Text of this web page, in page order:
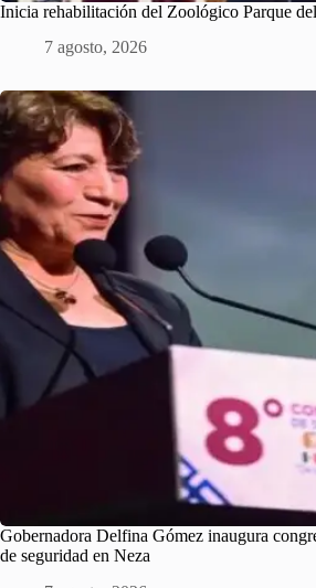
Inicia rehabilitación del Zoológico Parque
7 agosto, 2026
Gobernadora Delfina Gómez inaugura
de seguridad en Neza